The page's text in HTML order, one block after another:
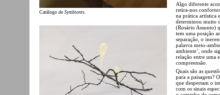
Catálogo de Symbionts
Algo diferente
retira-nos
na prática artística
determinou muito
(Rosário Assunto)
tem uma posição
separação, o
palavra meio-
ambiente’, onde
relação entre uma
compreensão.
Quais são as
para a paisagem?
que despertam o
com os sinais